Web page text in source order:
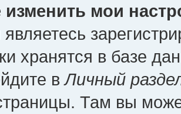
изменить мои
хранятся в базе
вЛичный
Там вы